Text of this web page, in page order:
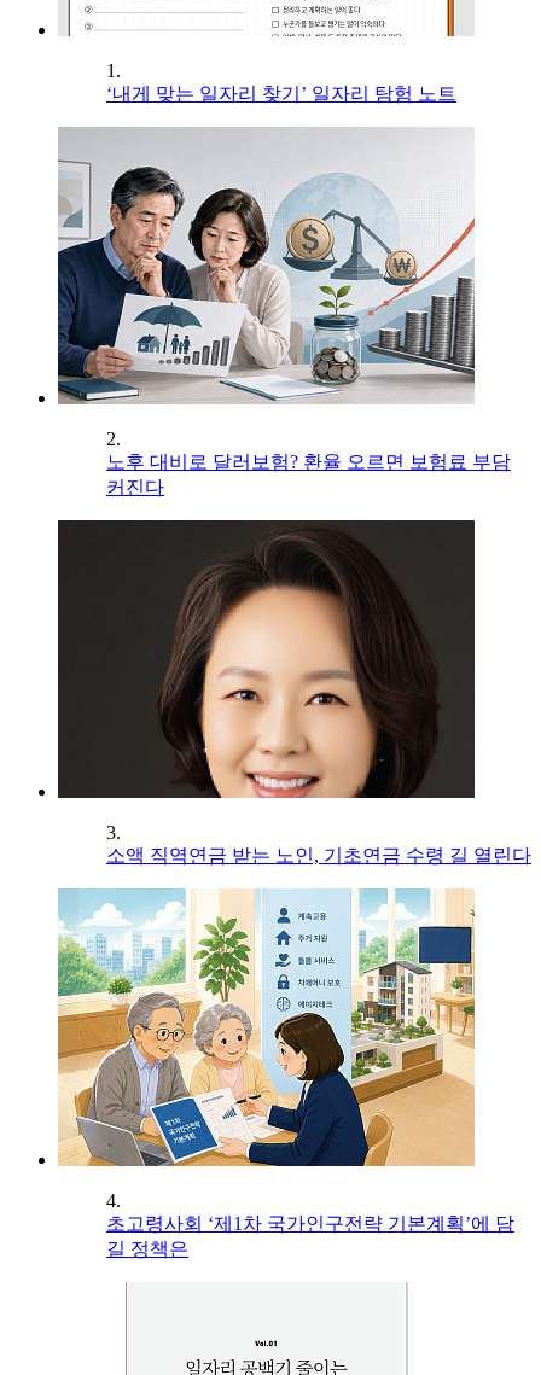
1.
‘내게 맞는 일자리 찾기’ 일자리 탐험 노트
2.
노후 대비로 달러보험? 환율 오르면 보험료 부담
커진다
3.
소액 직역연금 받는 노인, 기초연금 수령 길 열린다
4.
초고령사회 ‘제1차 국가인구전략 기본계획’에 담
길 정책은